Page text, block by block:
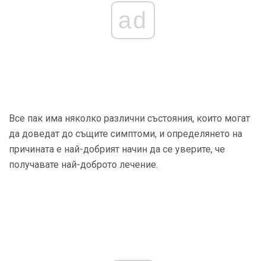
ad
Все пак има няколко различни състояния, които могат
да доведат до същите симптоми, и определянето на
причината е най-добрият начин да се уверите, че
получавате най-доброто лечение.